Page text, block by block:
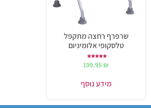
שרפרף רחצה מתקפל
טלסקופי אלומיניום
5.00
199.95 ₪
מידע נוסף